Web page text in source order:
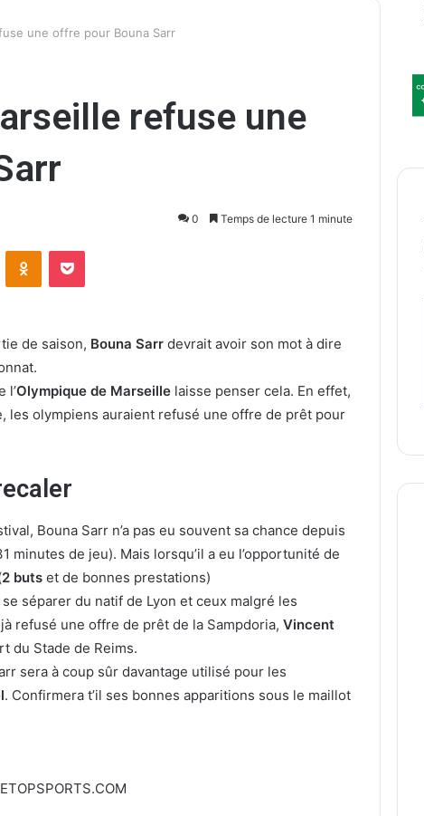
une offre pour Bouna Sarr
refuse une
0 Temps de lecture 1 minute
de saison, Bouna Sarr devrait avoir son mot à dire
l’Olympique de Marseille laisse penser cela. En effet,
les olympiens auraient refusé une offre de prêt pour
Bouna Sarr n’a pas eu souvent sa chance depuis
minutes de jeu). Mais lorsqu’il a eu l’opportunité de
2 buts et de bonnes prestations)
séparer du natif de Lyon et ceux malgré les
refusé une offre de prêt de la Sampdoria, Vincent
du Stade de Reims.
sera à coup sûr davantage utilisé pour les
. Confirmera t’il ses bonnes apparitions sous le maillot